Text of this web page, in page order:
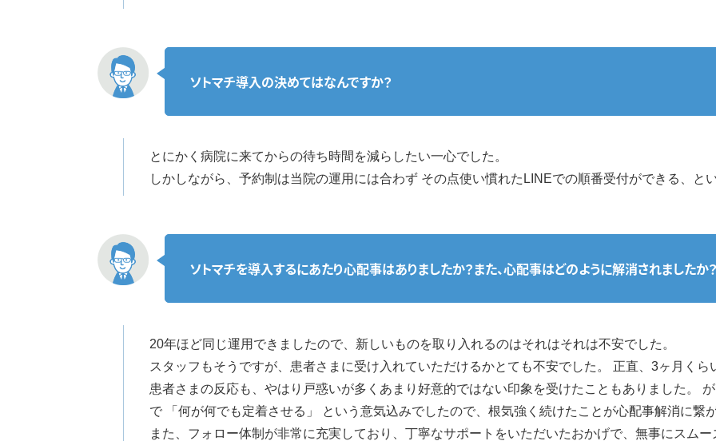
ソトマチ導入の決めてはなんですか？
とにかく病院に来てからの待ち時間を減らしたい一心でした。
しかしながら、予約制は当院の運用には合わず その点使い慣れたLINEでの順番受付ができる、と
ソトマチを導入するにあたり心配事はありましたか？また、心配事はどのように解消されましたか？
20年ほど同じ運用できましたので、新しいものを取り入れるのはそれはそれは不安でした。
スタッフもそうですが、患者さまに受け入れていただけるかとても不安でした。 正直、3ヶ月くら
患者さまの反応も、やはり戸惑いが多くあまり好意的ではない印象を受けたこともありました。
で 「何が何でも定着させる」 という意気込みでしたので、根気強く続けたことが心配事解消に繋
また、フォロー体制が非常に充実しており、丁寧なサポートをいただいたおかげで、無事にスムー